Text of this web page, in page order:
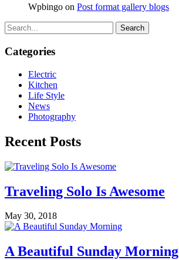
Wpbingo on Post format gallery blogs
Search
Categories
Electric
Kitchen
Life Style
News
Photography
Recent Posts
Traveling Solo Is Awesome
May 30, 2018
A Beautiful Sunday Morning